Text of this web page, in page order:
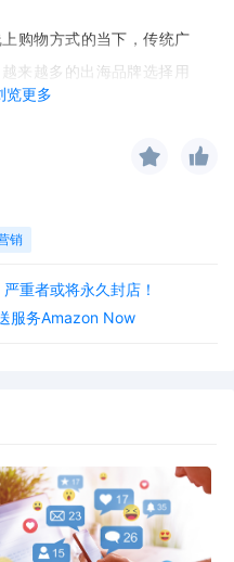
览更多
购物方式的当下，传统广
来越多的出海品牌选择用
费者之间的联系
营销竞争已经不止是价格
销
重者或将永久封店！
服务Amazon Now